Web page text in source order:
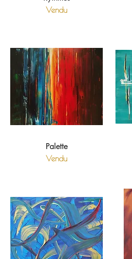
Vendu
Palette
Vendu